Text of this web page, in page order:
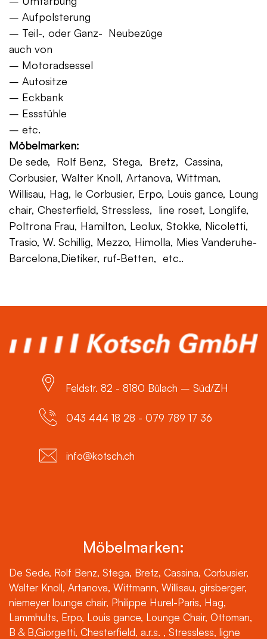
– Aufpolsterung
– Teil-, oder Ganz- Neubezüge
auch von
– Motoradsessel
– Autositze
– Eckbank
– Essstühle
– etc.
Möbelmarken:
De sede, Rolf Benz, Stega, Bretz, Cassina,
Corbusier, Walter Knoll, Artanova, Wittman,
Willisau, Hag, le Corbusier, Erpo, Louis gance, Loung
chair, Chesterfield, Stressless, line roset, Longlife,
Poltrona Frau, Hamilton, Leolux, Stokke, Nicoletti,
Trasio, W. Schillig, Mezzo, Himolla, Mies Vanderuhe-
Barcelona,Dietiker, ruf-Betten, etc..
Feldstr. 82 - 8180 Bülach – Süd/ZH
043 444 18 28 - 079 789 17 36
info@kotsch.ch
Möbelmarken:
De Sede, Rolf Benz, Stega, Bretz, Cassina, Corbusier,
Walter Knoll, Artanova, Wittmann, Willisau, girsberger,
niemeyer lounge chair, Philippe Hurel-Paris, Hag,
Lammhults, Erpo, Louis gance, Lounge Chair, Ottoman,
B & B,Giorgetti, Chesterfield, a.r.s. , Stressless, ligne